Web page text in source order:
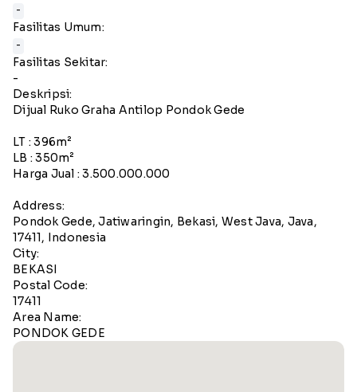
-
Fasilitas Umum:
-
Fasilitas Sekitar:
-
Deskripsi:
Dijual Ruko Graha Antilop Pondok Gede
LT : 396m²
LB : 350m²
Harga Jual : 3.500.000.000
Address:
Pondok Gede, Jatiwaringin, Bekasi, West Java, Java,
17411, Indonesia
City:
BEKASI
Postal Code:
17411
Area Name:
PONDOK GEDE